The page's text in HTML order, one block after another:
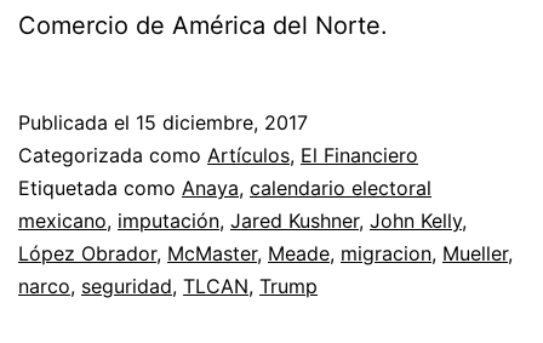
Comercio de América del Norte.
Publicada el 15 diciembre, 2017
Categorizada como Artículos, El Financiero
Etiquetada como Anaya, calendario electoral
mexicano, imputación, Jared Kushner, John Kelly,
López Obrador, McMaster, Meade, migracion, Mueller,
narco, seguridad, TLCAN, Trump